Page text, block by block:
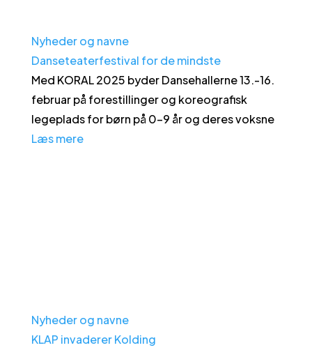
Nyheder og navne
Danseteaterfestival for de mindste
Med KORAL 2025 byder Dansehallerne 13.-16.
februar på forestillinger og koreografisk
legeplads for børn på 0-9 år og deres voksne
Læs mere
Nyheder og navne
KLAP invaderer Kolding